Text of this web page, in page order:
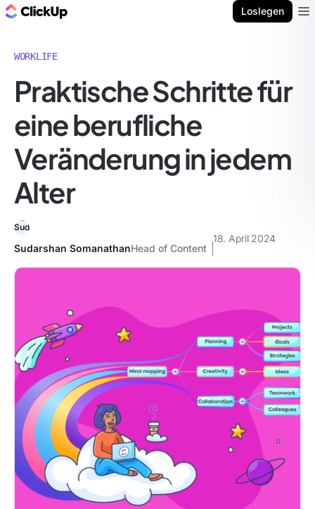
Loslegen
WORKLIFE
Praktische Schritte für
eine berufliche
Veränderung in jedem
Alter
Sudarshan SomanathanHead of Content
18. April 2024